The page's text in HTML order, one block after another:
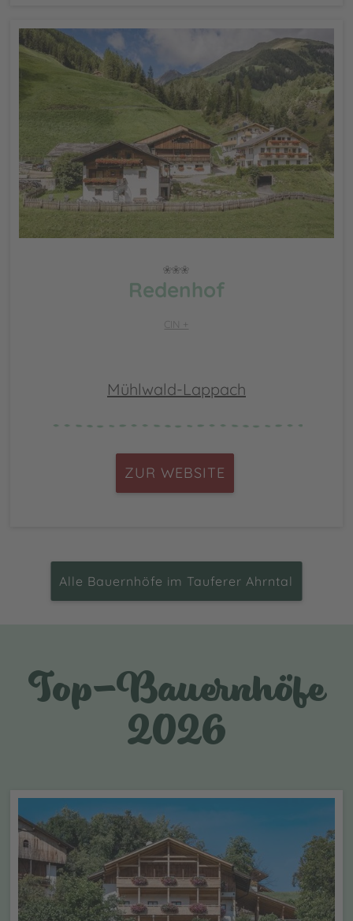
Redenhof
CIN +
Mühlwald-Lappach
ZUR WEBSITE
Alle Bauernhöfe im Tauferer Ahrntal
Top-Bauernhöfe
2026